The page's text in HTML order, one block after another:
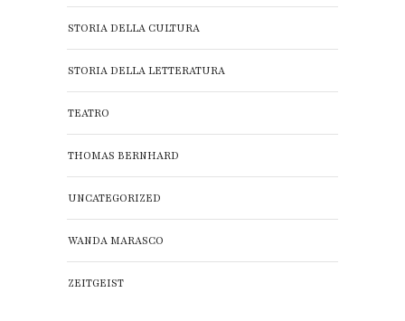
STORIA DELLA CULTURA
STORIA DELLA LETTERATURA
TEATRO
THOMAS BERNHARD
UNCATEGORIZED
WANDA MARASCO
ZEITGEIST